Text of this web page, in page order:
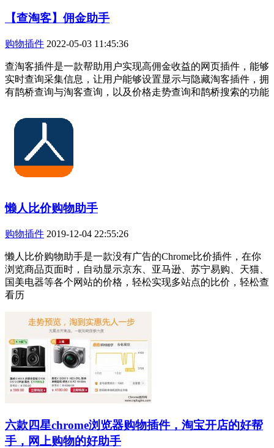
【查淘客】佣金助手
购物插件 2022-05-03 11:45:36
查淘客插件是一款帮助用户实现高佣金收益的网页插件，能够
实时查询采集信息，让用户能够设置显示与隐藏淘客插件，拥
有鹊桥查询与淘客查询，以及价格走势查询和鹊桥搜索的功能
懒人比价购物助手
购物插件 2019-12-04 22:55:26
懒人比价购物助手是一款没有广告的Chrome比价插件，在你
浏览商品页面时，自动显示京东、亚马逊、苏宁易购、天猫、
国美电器等各个网站的价格，轻松实现多站点的比价，轻松查
看历
六款四星chrome浏览器购物插件，淘宝开店的好帮
手，网上购物的好助手